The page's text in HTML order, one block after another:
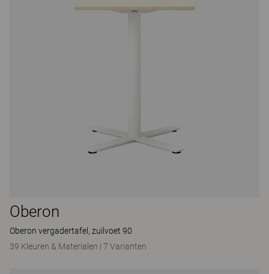
Oberon
Oberon vergadertafel, zuilvoet 90
39 Kleuren & Materialen | 7 Varianten